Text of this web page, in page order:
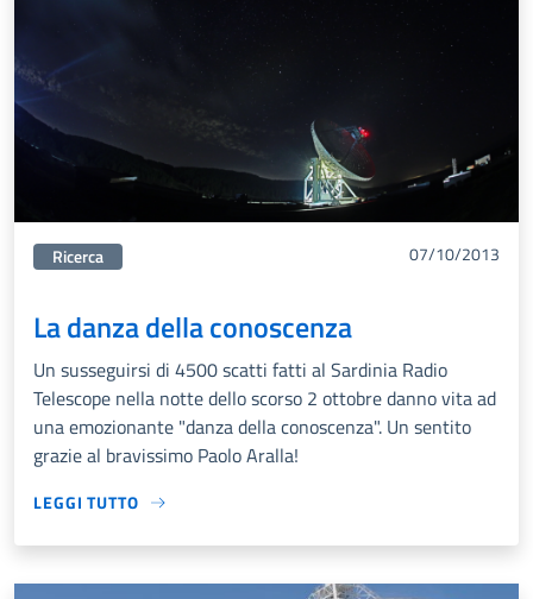
Categorie correlata:
Ricerca 07/10/2013
La danza della conoscenza
Un susseguirsi di 4500 scatti fatti al Sardinia Radio
Telescope nella notte dello scorso 2 ottobre danno vita ad
una emozionante "danza della conoscenza". Un sentito
grazie al bravissimo Paolo Aralla!
LEGGI TUTTO